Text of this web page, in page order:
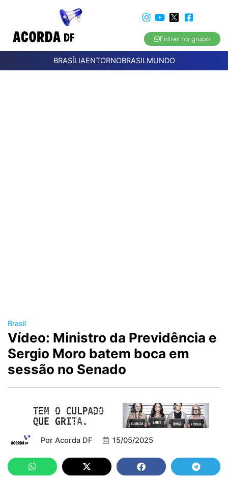
Entrar no grupo
BRASÍLIAENTORNOBRASILMUNDO
Brasil
Vídeo: Ministro da Previdência e
Sergio Moro batem boca em
sessão no Senado
Por Acorda DF 15/05/2025